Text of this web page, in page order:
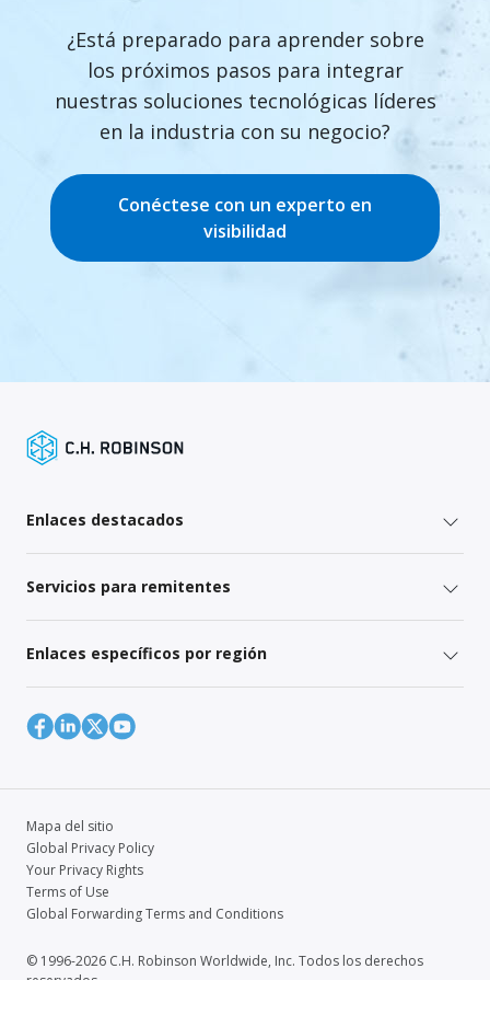
¿Está preparado para aprender sobre
los próximos pasos para integrar
nuestras soluciones tecnológicas líderes
en la industria con su negocio?
Conéctese con un experto en
visibilidad
Enlaces destacados
Servicios para remitentes
Enlaces específicos por región
Mapa del sitio
Global Privacy Policy
Your Privacy Rights
Terms of Use
Global Forwarding Terms and Conditions
© 1996-2026 C.H. Robinson Worldwide, Inc. Todos los derechos
reservados.